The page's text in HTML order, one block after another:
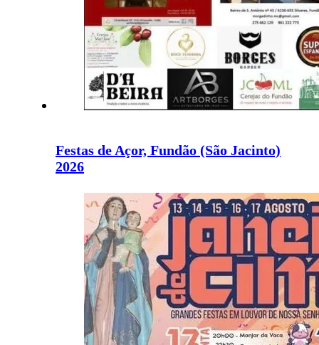
Festas de Açor, Fundão (São Jacinto)
2026